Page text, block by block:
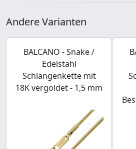
Andere Varianten
BALCANO - Snake /
Edelstahl
Schlangenkette mit
18K vergoldet - 1,5 mm